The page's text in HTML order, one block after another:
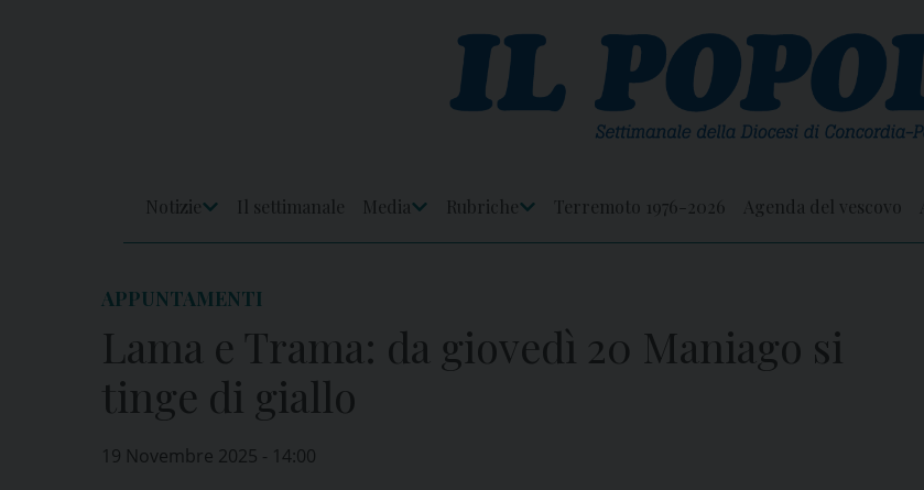
Notizie
Il settimanale
Media
Rubriche
Terremoto 1976-2026 Agenda del vescovo
APPUNTAMENTI
Lama e Trama: da giovedì 20 Maniago si
tinge di giallo
19 Novembre 2025 - 14:00